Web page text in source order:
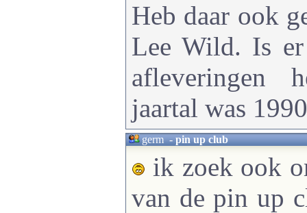
Heb daar ook
Lee Wild. Is
afleveringen
jaartal was 1990
germ-pin up club
ik zoek ook
van de pin up